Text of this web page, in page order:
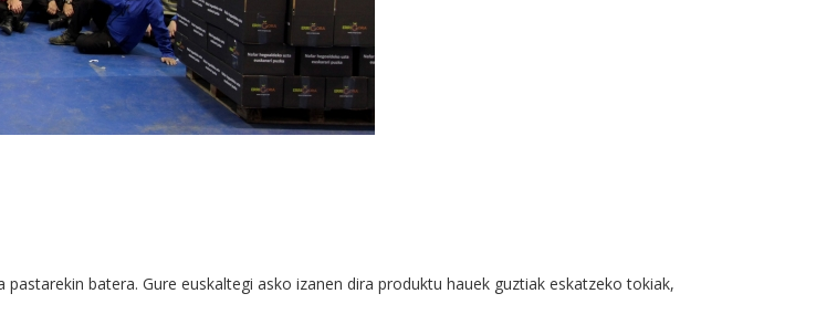
batera. Gure euskaltegi asko izanen dira produktu hauek guztiak eskatzeko tokiak,